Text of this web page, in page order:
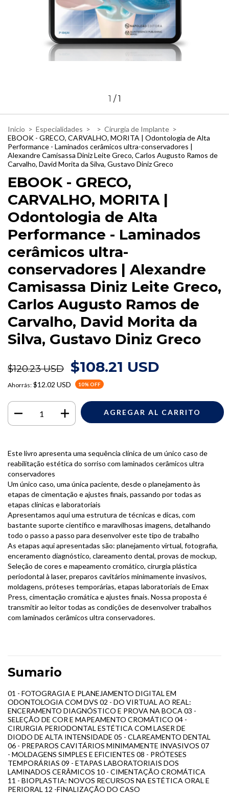
1 /1
Inicio > Especialidades > > Cirurgia de Implante >
EBOOK - GRECO, CARVALHO, MORITA | Odontologia de Alta
Performance - Laminados cerâmicos ultra-conservadores |
Alexandre Camisassa Diniz Leite Greco, Carlos Augusto Ramos de
Carvalho, David Morita da Silva, Gustavo Diniz Greco
EBOOK - GRECO,
CARVALHO, MORITA |
Odontologia de Alta
Performance - Laminados
cerâmicos ultra-
conservadores | Alexandre
Camisassa Diniz Leite Greco,
Carlos Augusto Ramos de
Carvalho, David Morita da
Silva, Gustavo Diniz Greco
$120.23 USD $108.21 USD
Ahorrás: $12.02 USD 10% OFF
Este livro apresenta uma sequência clínica de um único caso de
reabilitação estética do sorriso com laminados cerâmicos ultra
conservadores
Um único caso, uma única paciente, desde o planejamento às
etapas de cimentação e ajustes finais, passando por todas as
etapas clínicas e laboratoriais
Apresentamos aqui uma estrutura de técnicas e dicas, com
bastante suporte científico e maravilhosas imagens, detalhando
todo o passo a passo para desenvolver este tipo de trabalho
As etapas aqui apresentadas são: planejamento virtual, fotografia,
enceramento diagnóstico, clareamento dental, provas de mockup,
Seleção de cores e mapeamento cromático, cirurgia plástica
periodontal à laser, preparos cavitários minimamente invasivos,
moldagens, próteses temporárias, etapas laboratoriais de Emax
Press, cimentação cromática e ajustes finais. Nossa proposta é
transmitir ao leitor todas as condições de desenvolver trabalhos
com laminados cerâmicos ultra conservadores.
Sumario
01 - FOTOGRAGIA E PLANEJAMENTO DIGITAL EM
ODONTOLOGIA COM DVS 02 - DO VIRTUAL AO REAL:
ENCERAMENTO DIAGNÓSTICO E PROVA NA BOCA 03 -
SELEÇÃO DE COR E MAPEAMENTO CROMÁTICO 04 -
CIRURGIA PERIODONTAL ESTÉTICA COM LASER DE
DIODO DE ALTA INTENSIDADE 05 - CLAREAMENTO DENTAL
06 - PREPAROS CAVITÁRIOS MINIMAMENTE INVASIVOS 07
- MOLDAGENS SIMPLES E EFICIENTES 08 - PRÓTESES
TEMPORÁRIAS 09 - ETAPAS LABORATORIAIS DOS
LAMINADOS CERÂMICOS 10 - CIMENTAÇÃO CROMÁTICA
11 - BIOPLASTIA: NOVOS RECURSOS NA ESTÉTICA ORAL E
PERIORAL 12 -FINALIZAÇÃO DO CASO